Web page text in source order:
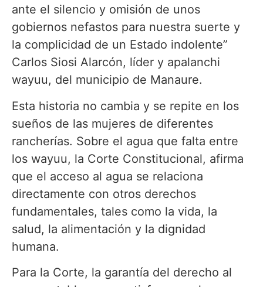
ante el silencio y omisión de unos
gobiernos nefastos para nuestra suerte y
la complicidad de un Estado indolente”
Carlos Siosi Alarcón, líder y apalanchi
wayuu, del municipio de Manaure.
Esta historia no cambia y se repite en los
sueños de las mujeres de diferentes
rancherías. Sobre el agua que falta entre
los wayuu, la Corte Constitucional, afirma
que el acceso al agua se relaciona
directamente con otros derechos
fundamentales, tales como la vida, la
salud, la alimentación y la dignidad
humana.
Para la Corte, la garantía del derecho al